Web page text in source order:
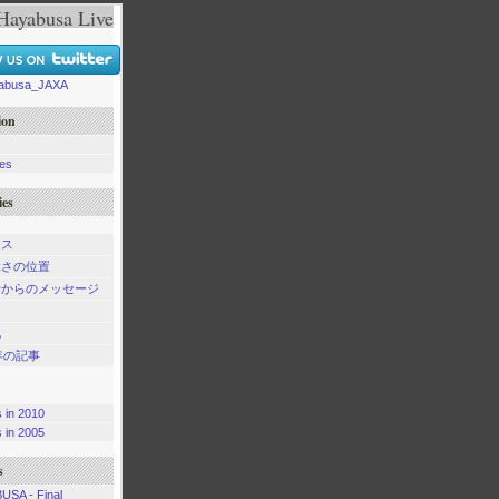
Live
の位置
らのメッセージ
の記事
in 2010
in 2005
- Final